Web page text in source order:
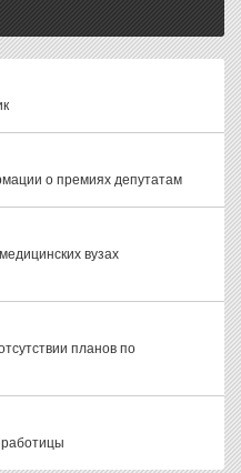
о премиях депутатам
вузах
планов по